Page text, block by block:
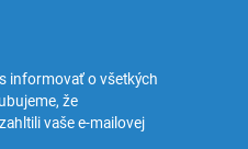
informovať o všetkých
že
vaše e-mailovej